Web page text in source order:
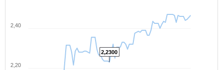
2,2300
2,20
2,40